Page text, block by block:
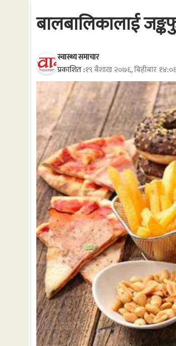
बालबालिकालाई
स्वास्थ्य समाचार
प्रकाशित :१९ बैशाख २०७६, बिहीबार